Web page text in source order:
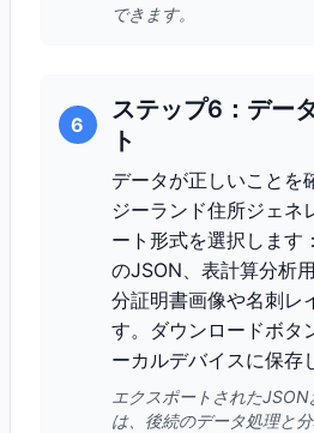
できます。
6
ステップ6：デー
ト
データが正しいことを
ジーランド住所ジェネ
ート形式を選択します
のJSON、表計算分析
分証明書画像や名刺レ
す。ダウンロードボタ
ーカルデバイスに保存
エクスポートされた
は、後続のデータ処理と